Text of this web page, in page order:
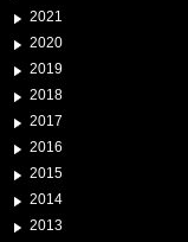
2021
2020
2019
2018
2017
2016
2015
2014
2013